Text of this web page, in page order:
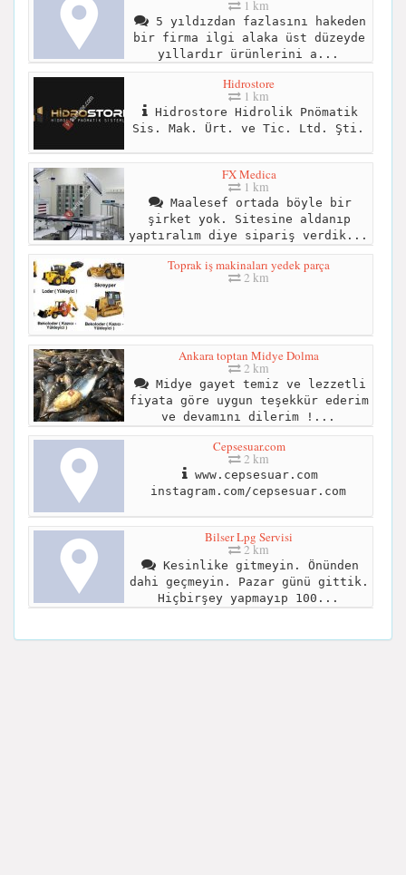
1 km
5 yıldızdan fazlasını hakeden
bir firma ilgi alaka üst düzeyde
yıllardır ürünlerini a...
Hidrostore
1 km
Hidrostore Hidrolik Pnömatik
Sis. Mak. Ürt. ve Tic. Ltd. Şti.
FX Medica
1 km
Maalesef ortada böyle bir
şirket yok. Sitesine aldanıp
yaptıralım diye sipariş verdik...
Toprak iş makinaları yedek parça
2 km
Ankara toptan Midye Dolma
2 km
Midye gayet temiz ve lezzetli
fiyata göre uygun teşekkür ederim
ve devamını dilerim !...
Cepsesuar.com
2 km
www.cepsesuar.com
instagram.com/cepsesuar.com
Bilser Lpg Servisi
2 km
Kesinlike gitmeyin. Önünden
dahi geçmeyin. Pazar günü gittik.
Hiçbirşey yapmayıp 100...